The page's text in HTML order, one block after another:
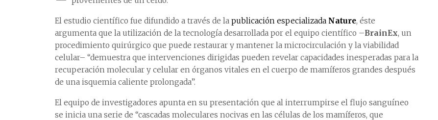
El estudio científico fue difundido a través de la publicación especializada Nature, éste
argumenta que la utilización de la tecnología desarrollada por el equipo científico –BrainEx, un
procedimiento quirúrgico que puede restaurar y mantener la microcirculación y la viabilidad
celular– “demuestra que intervenciones dirigidas pueden revelar capacidades inesperadas para la
recuperación molecular y celular en órganos vitales en el cuerpo de mamíferos grandes después
de una isquemia caliente prolongada”.
El equipo de investigadores apunta en su presentación que al interrumpirse el flujo sanguíneo
se inicia una serie de “cascadas moleculares nocivas en las células de los mamíferos, que